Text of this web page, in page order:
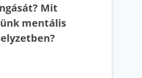
Mit
mentális